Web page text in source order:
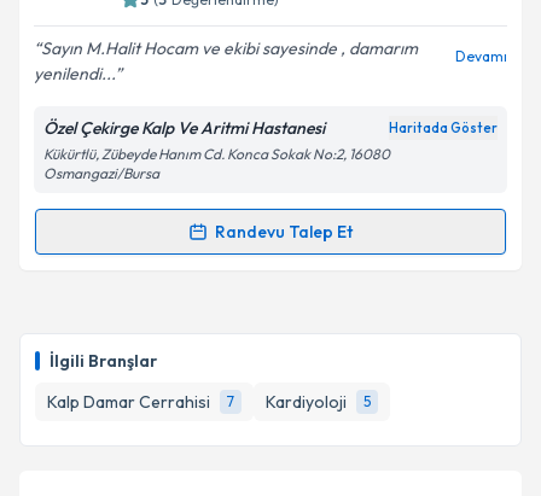
İlgili Branşlar
Kalp Damar Cerrahisi
7 Kardiyoloji 5
E-posta Adresiniz
Kişisel verilerimin işlenmesine ilişkinAydınlatma
Metni
kapsamda işlenmesini kabul ediyorum.
Sayın M.Halit Hocam ve ekibi sayesinde , damarım
yenilendi...
Devamı
Özel Çekirge Kalp Ve Aritmi Hastanesi Haritada Göster
Kükürtlü, Zübeyde Hanım Cd. Konca Sokak No:2, 16080
Osmangazi/Bursa
Randevu Talep Et
Randevu Takvimi Talebi
için bir takvim hazırlandığında e-posta ile
bilgilendireceğiz.
E-posta Adresiniz